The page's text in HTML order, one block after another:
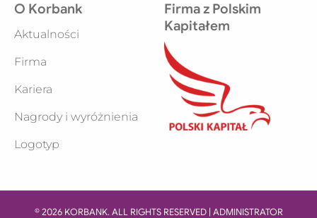
O Korbank
Aktualności
Firma
Kariera
Nagrody i wyróżnienia
Logotyp
Firma z Polskim
Kapitałem
© 2026 KORBANK. ALL RIGHTS RESERVED | ADMINISTRATOR